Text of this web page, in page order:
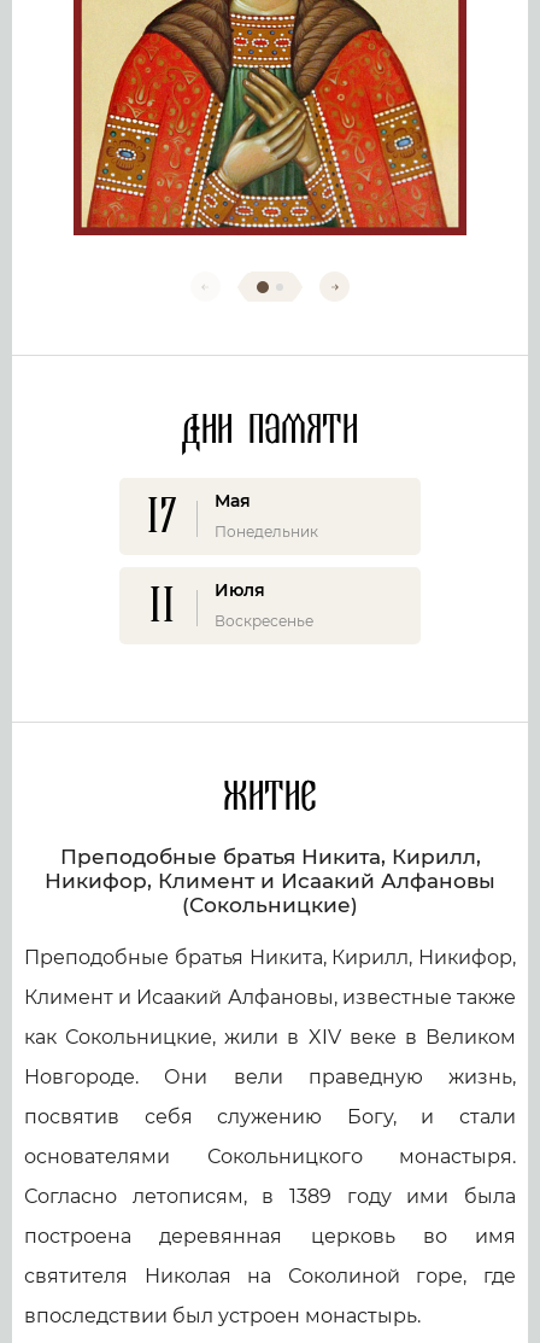
Дни памяти
17 Мая
Понедельник
11 Июля
Воскресенье
Житие
Преподобные братья Никита, Кирилл,
Никифор, Климент и Исаакий Алфановы
(Сокольницкие)
Преподобные братья Никита, Кирилл, Никифор,
Климент и Исаакий Алфановы, известные также
как Сокольницкие, жили в XIV веке в Великом
Новгороде. Они вели праведную жизнь,
посвятив себя служению Богу, и стали
основателями Сокольницкого монастыря.
Согласно летописям, в 1389 году ими была
построена деревянная церковь во имя
святителя Николая на Соколиной горе, где
впоследствии был устроен монастырь.